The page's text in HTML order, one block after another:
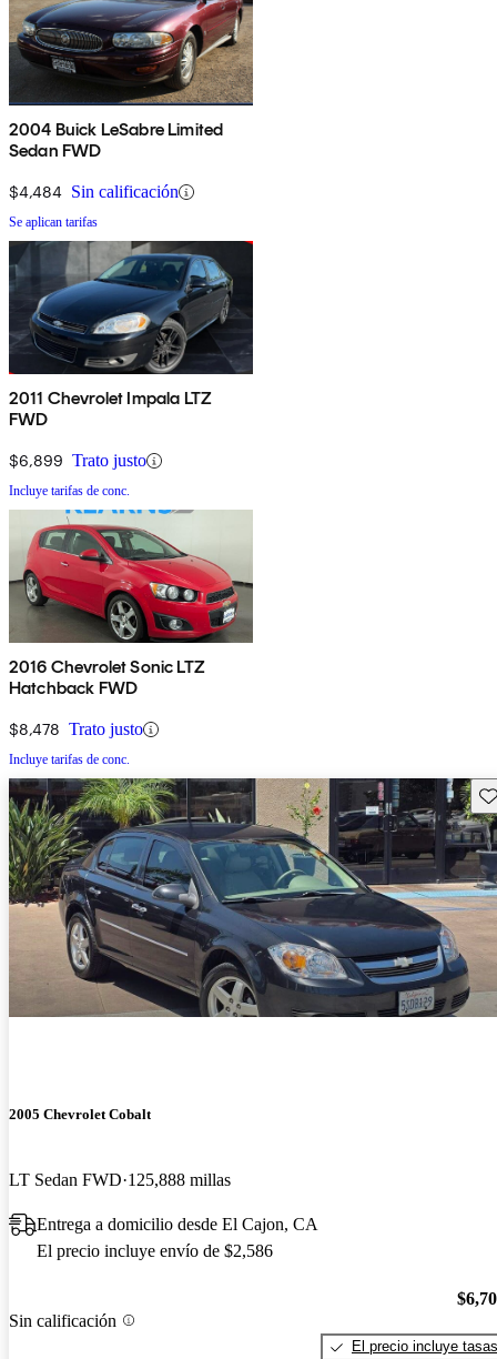
2004 Buick LeSabre Limited
Sedan FWD
$4,484 Sin calificación
Se aplican tarifas
2011 Chevrolet Impala LTZ
FWD
$6,899 Trato justo
Incluye tarifas de conc.
2016 Chevrolet Sonic LTZ
Hatchback FWD
$8,478 Trato justo
Incluye tarifas de conc.
2005 Chevrolet Cobalt
LT Sedan FWD 125,888 millas
Entrega a domicilio desde El Cajon, CA
El precio incluye envío de $2,586
Sin calificación
El precio incluye tasas